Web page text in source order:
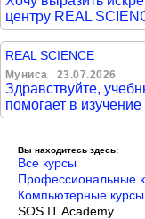
центру REAL
REAL SCIENCE
Муниса 23.07.2026
Здравствуйте,
помогает в изучение
Вы находитесь здесь:
Все курсы
Профессиональные
Компьютерные курсы
SOS IT Academy